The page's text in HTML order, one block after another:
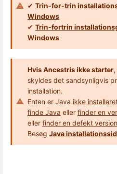
✔ Trin-for-trin
Windows
✔ Trin-fortrin
Windows
Hvis Ancestris ikke starter
skyldes det sandsynligvis
installation.
Enten er Java ikke
finde Java eller finder en
eller finder en defekt version
Besøg Java